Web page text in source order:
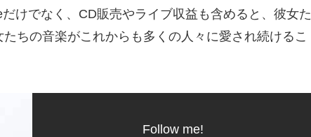
けでなく、CD販売やライブ収益も含めると、彼女た
ちの音楽がこれからも多くの人々に愛され続けるこ
Follow me!